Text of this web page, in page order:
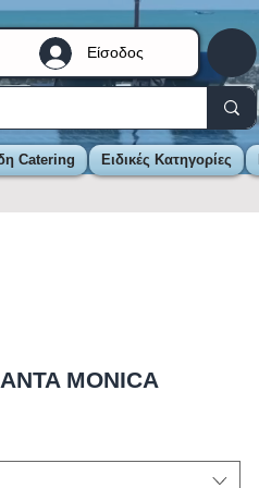
Είσοδος
Catering Ειδικές Κατηγορίες
MONICA